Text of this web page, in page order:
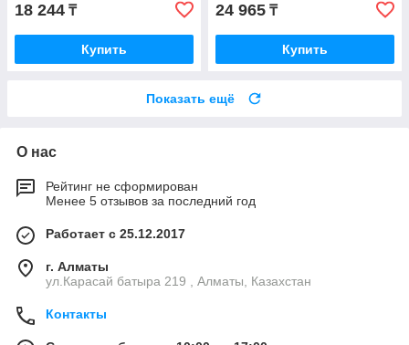
18 244 ₸
Купить
24 965 ₸
Купить
Показать ещё
О нас
Рейтинг не сформирован
Менее 5 отзывов за последний год
Работает с 25.12.2017
г. Алматы
ул.Карасай батыра 219 , Алматы, Казахстан
Контакты